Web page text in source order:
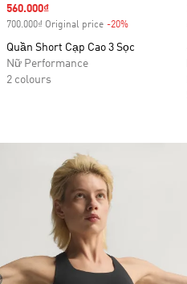
Sale price
560.000₫
700.000₫ Original price -20%
Quần Short Cạp Cao 3 Sọc
Nữ Performance
2 colours